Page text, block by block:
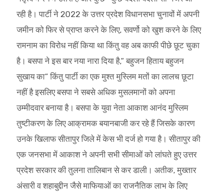
रही है। पार्टी ने 2022 के उत्तर प्रदेश विधानसभा चुनावों में अपनी
जमीन को फिर से प्राप्त करने के लिए, सवर्णो को खुश करने के लिए
रामनाम का विरोध नहीं किया था किंतु वह अब काफी पीछे छूट चुका
है। बसपा ने इस बार नया नारा दिया है,“ बहुजन हिताय बहुजन
सुखाय का“ किंतु पार्टी का एक मुश्त मुस्लिम मतों का लालच छूटा
नहीं है इसलिए बसपा ने सबसे अधिक मुसलमानों को अपना
उम्मीदवार बनाया है। बसपा के युवा नेता आकाश आनंद मुस्लिम
तुष्टीकरण के लिए आक्रामक बयानबाजी कर रहे हैं जिसके कारण
उनके खिलाफ सीतापुर जिले में केस भी दर्ज हो गया है। सीतापुर की
एक जनसभा में आकाश ने अपनी सभी सीमाओं को लांघते हुए उत्तर
प्रदेश सरकार की तुलना तालिबान से कर डाली। अतीक, मुख्तार
अंसारी व शहाबुद्दीन जैसे माफियाओं का राजनैतिक लाभ के लिए